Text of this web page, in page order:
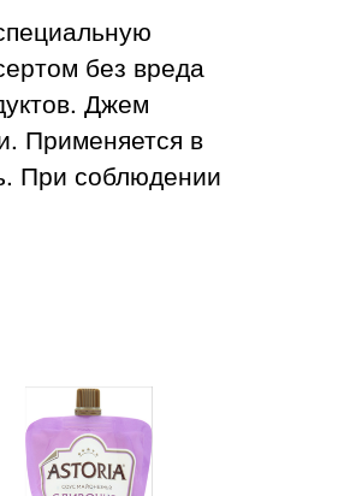
без вреда
Джем
Применяется в
При соблюдении